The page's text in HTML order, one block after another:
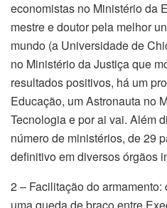
economistas no Ministério da
mestre e doutor pela melhor
mundo (a Universidade de
no Ministério da Justiça que
resultados positivos, há um
Educação, um Astronauta no
Tecnologia e por ai vai. Além
número de ministérios, de 29
definitivo em diversos órgãos
2 – Facilitação do